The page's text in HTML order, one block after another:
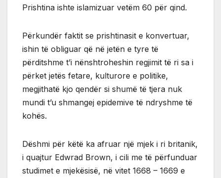
Prishtina ishte islamizuar vetëm 60 për qind.
Përkundër faktit se prishtinasit e konvertuar,
ishin të obliguar që në jetën e tyre të
përditshme t’i nënshtroheshin regjimit të ri sa i
përket jetës fetare, kulturore e politike,
megjithatë kjo qendër si shumë të tjera nuk
mundi t’u shmangej epidemive të ndryshme të
kohës.
Dëshmi për këtë ka afruar një mjek i ri britanik,
i quajtur Edwrad Brown, i cili me të përfunduar
studimet e mjekësisë, në vitet 1668 – 1669 e